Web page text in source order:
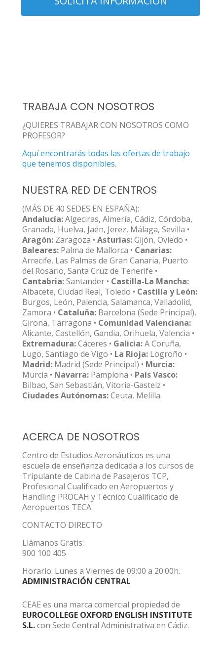
TRABAJA CON NOSOTROS
¿QUIERES TRABAJAR CON NOSOTROS COMO
PROFESOR?
Aquí encontrarás todas las ofertas de trabajo
que tenemos disponibles.
NUESTRA RED DE CENTROS
(MÁS DE 40 SEDES EN ESPAÑA):
Andalucía:Algeciras, Almería, Cádiz, Córdoba,
Granada, Huelva, Jaén, Jerez, Málaga, Sevilla •
Aragón: Zaragoza • Asturias:Gijón, Oviedo •
Baleares: Palma de Mallorca • Canarias:
Arrecife, Las Palmas de Gran Canaria, Puerto
del Rosario, Santa Cruz de Tenerife •
Cantabria:Santander • Castilla-La Mancha:
Albacete, Ciudad Real, Toledo • Castilla y León:
Burgos, León, Palencia, Salamanca, Valladolid,
Zamora • Cataluña: Barcelona (Sede Principal),
Girona, Tarragona • Comunidad Valenciana:
Alicante, Castellón, Gandia, Orihuela, Valencia •
Extremadura:Cáceres • Galicia:A Coruña,
Lugo, Santiago de Vigo • La Rioja: Logroño •
Madrid: Madrid (Sede Principal) • Murcia:
Murcia • Navarra: Pamplona • País Vasco:
Bilbao, San Sebastián, Vitoria-Gasteiz •
Ciudades Autónomas:Ceuta, Melilla.
ACERCA DE NOSOTROS
Centro de Estudios Aeronáuticos es una
escuela de enseñanza dedicada a los cursos de
Tripulante de Cabina de Pasajeros TCP,
Profesional Cualificado en Aeropuertos y
Handling PROCAH y Técnico Cualificado de
Aeropuertos TECA
CONTACTO DIRECTO
Llámanos Gratis:
900 100 405
Horario: Lunes a Viernes de 09:00 a 20:00h.
ADMINISTRACIÓN CENTRAL
CEAE es una marca comercial propiedad de
EUROCOLLEGE OXFORD ENGLISH INSTITUTE
S.L.con Sede Central Administrativa en Cádiz.